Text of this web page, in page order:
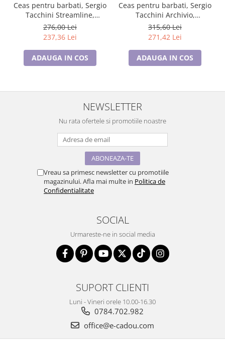
Ceas pentru barbati, Sergio
Tacchini Streamline,
ST.1.10197.5
276,00 Lei
237,36 Lei
ADAUGA IN COS
Ceas pentru barbati, Sergio
Tacchini Archivio,
ST.1.10093.5
315,60 Lei
271,42 Lei
ADAUGA IN COS
NEWSLETTER
Nu rata ofertele si promotiile noastre
Vreau sa primesc newsletter cu promotiile
magazinului. Afla mai multe in Politica de
Confidentialitate
SOCIAL
Urmareste-ne in social media
SUPORT CLIENTI
Luni - Vineri orele 10.00-16.30
0784.702.982
office@e-cadou.com